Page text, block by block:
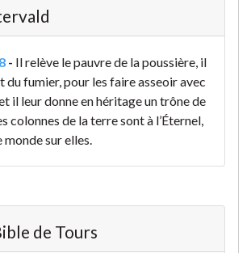
- Il relève le pauvre de la poussière, il
du fumier, pour les faire asseoir avec
il leur donne en héritage un trône de
colonnes de la terre sont à l’Éternel,
monde sur elles.
de Tours